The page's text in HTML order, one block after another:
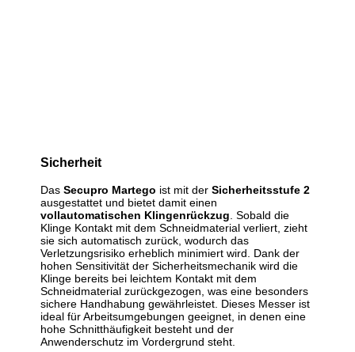
Sicherheit
DasSecupro Martego ist mit derSicherheitsstufe 2
ausgestattet und bietet damit einen
vollautomatischen Klingenrückzug . Sobald die
Klinge Kontakt mit dem Schneidmaterial verliert, zieht
sie sich automatisch zurück, wodurch das
Verletzungsrisiko erheblich minimiert wird. Dank der
hohen Sensitivität der Sicherheitsmechanik wird die
Klinge bereits bei leichtem Kontakt mit dem
Schneidmaterial zurückgezogen, was eine besonders
sichere Handhabung gewährleistet. Dieses Messer ist
ideal für Arbeitsumgebungen geeignet, in denen eine
hohe Schnitthäufigkeit besteht und der
Anwenderschutz im Vordergrund steht.